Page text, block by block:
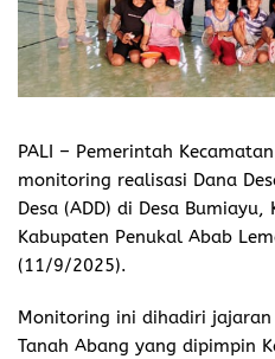
PALI – Pemerintah
monitoring realisasi Dana
Desa (ADD) di Desa
Kabupaten Penukal Abab
(11/9/2025).
Monitoring ini dihadiri jajaran
Tanah Abang yang dipimpin